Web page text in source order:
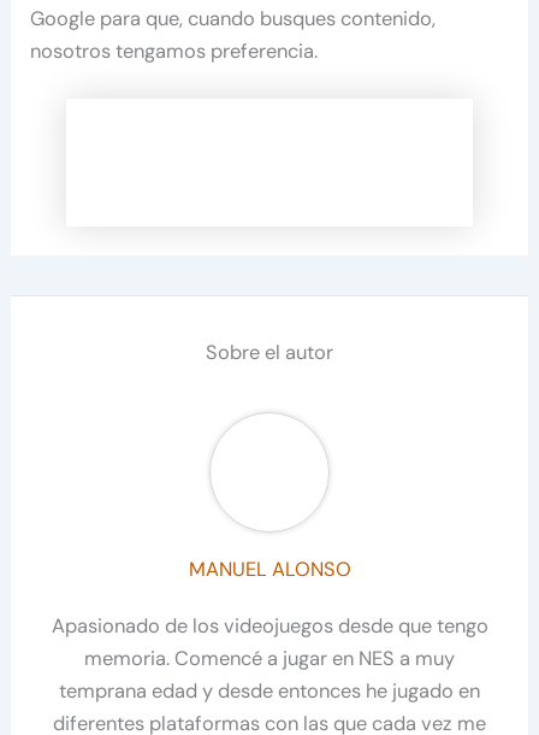
Google para que, cuando busques contenido,
nosotros tengamos preferencia.
Sobre el autor
MANUEL ALONSO
Apasionado de los videojuegos desde que tengo
memoria. Comencé a jugar en NES a muy
temprana edad y desde entonces he jugado en
diferentes plataformas con las que cada vez me